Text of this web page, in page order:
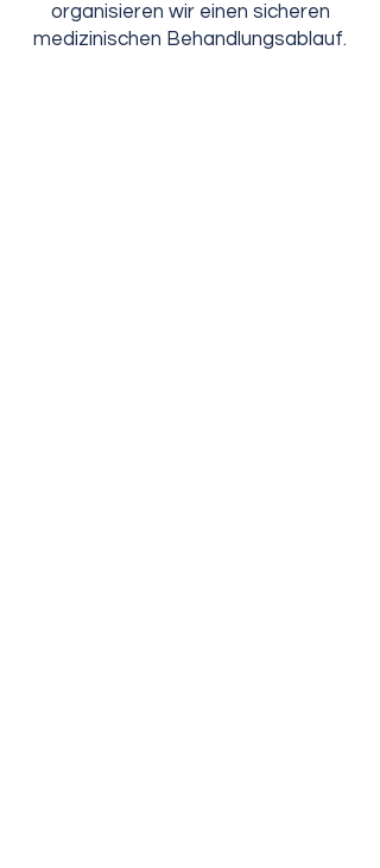
organisieren wir einen sicheren
medizinischen Behandlungsablauf.